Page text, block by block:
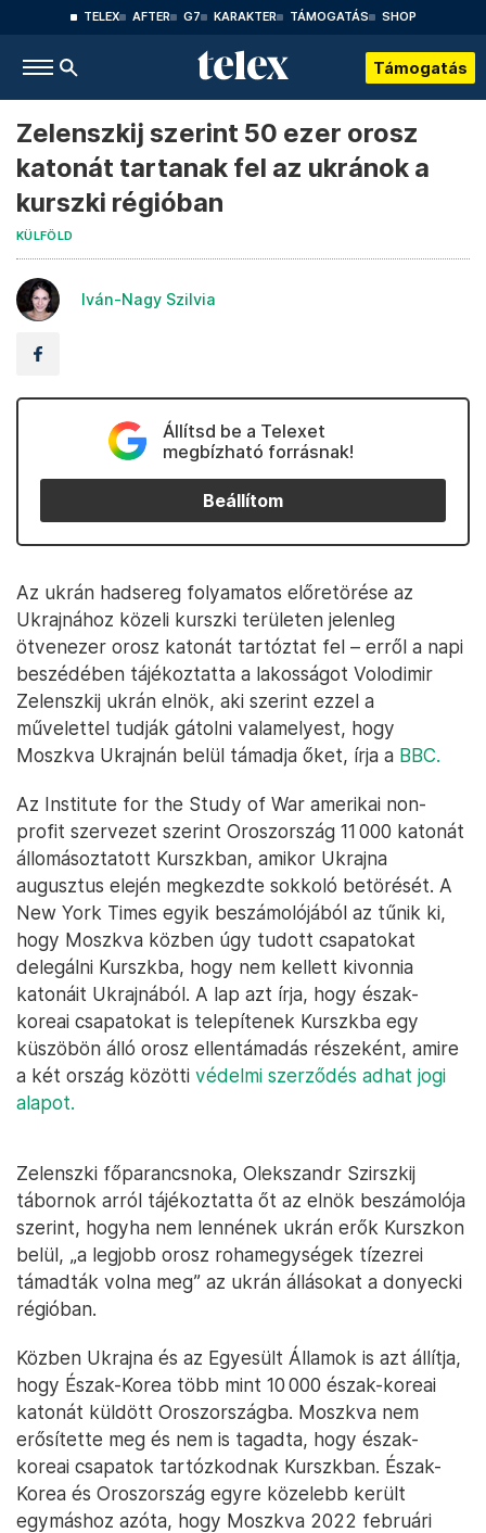
TELEX AFTER G7 KARAKTER TÁMOGATÁS SHOP
Támogatás
Zelenszkij szerint 50 ezer orosz
katonát tartanak fel az ukránok a
kurszki régióban
KÜLFÖLD
Iván-Nagy Szilvia
Állítsd be a Telexet
megbízható forrásnak!
Beállítom
Az ukrán hadsereg folyamatos előretörése az
Ukrajnához közeli kurszki területen jelenleg
ötvenezer orosz katonát tartóztat fel – erről a napi
beszédében tájékoztatta a lakosságot Volodimir
Zelenszkij ukrán elnök, aki szerint ezzel a
művelettel tudják gátolni valamelyest, hogy
Moszkva Ukrajnán belül támadja őket, írja a BBC.
Az Institute for the Study of War amerikai non-
profit szervezet szerint Oroszország 11 000 katonát
állomásoztatott Kurszkban, amikor Ukrajna
augusztus elején megkezdte sokkoló betörését. A
New York Times egyik beszámolójából az tűnik ki,
hogy Moszkva közben úgy tudott csapatokat
delegálni Kurszkba, hogy nem kellett kivonnia
katonáit Ukrajnából. A lap azt írja, hogy észak-
koreai csapatokat is telepítenek Kurszkba egy
küszöbön álló orosz ellentámadás részeként, amire
a két ország közötti védelmi szerződés adhat jogi
alapot.
Zelenszki főparancsnoka, Olekszandr Szirszkij
tábornok arról tájékoztatta őt az elnök beszámolója
szerint, hogyha nem lennének ukrán erők Kurszkon
belül, „a legjobb orosz rohamegységek tízezrei
támadták volna meg” az ukrán állásokat a donyecki
régióban.
Közben Ukrajna és az Egyesült Államok is azt állítja,
hogy Észak-Korea több mint 10 000 észak-koreai
katonát küldött Oroszországba. Moszkva nem
erősítette meg és nem is tagadta, hogy észak-
koreai csapatok tartózkodnak Kurszkban. Észak-
Korea és Oroszország egyre közelebb került
egymáshoz azóta, hogy Moszkva 2022 februári